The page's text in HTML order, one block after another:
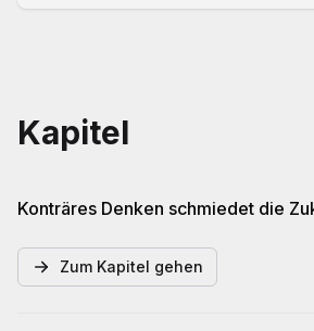
Kapitel
Konträres Denken schmiedet die
Zum Kapitel gehen